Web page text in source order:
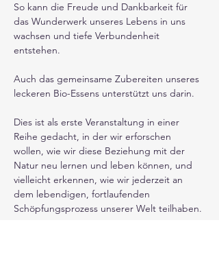
So kann die Freude und Dankbarkeit für
das Wunderwerk unseres Lebens in uns
wachsen und tiefe Verbundenheit
entstehen.
Auch das gemeinsame Zubereiten unseres
leckeren Bio-Essens unterstützt uns darin.
Dies ist als erste Veranstaltung in einer
Reihe gedacht, in der wir erforschen
wollen, wie wir diese Beziehung mit der
Natur neu lernen und leben können, und
vielleicht erkennen, wie wir jederzeit an
dem lebendigen, fortlaufenden
Schöpfungsprozess unserer Welt teilhaben.